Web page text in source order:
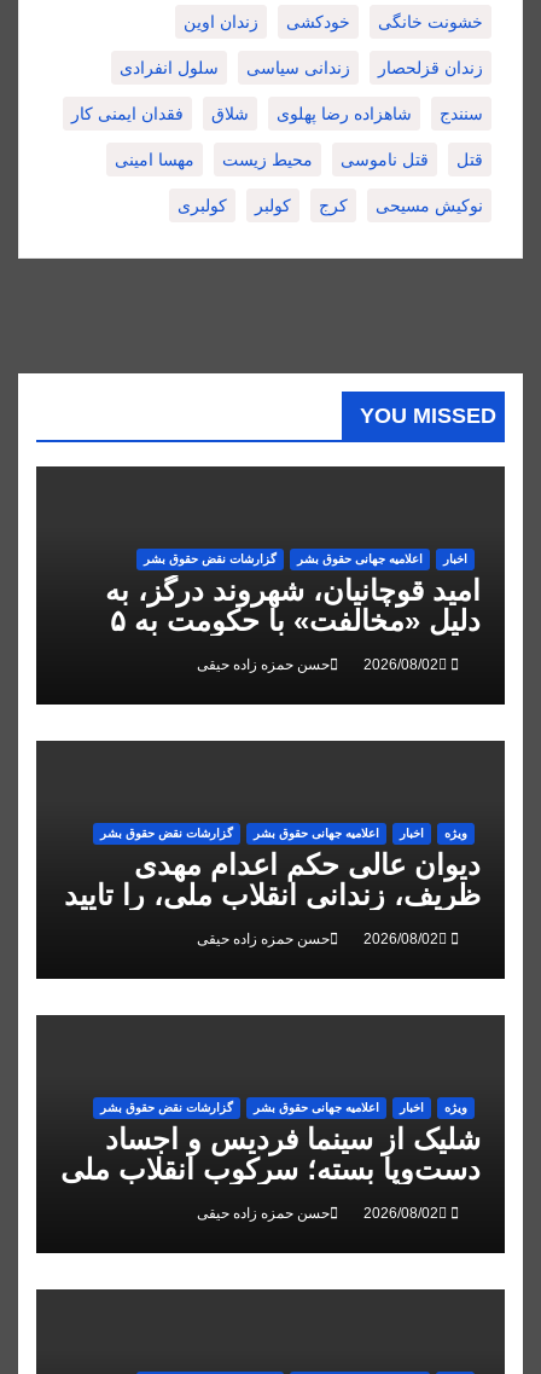
خشونت خانگی خودکشی زندان اوین
زندان قزلحصار زندانی سیاسی سلول انفرادی
سنندج شاهزاده رضا پهلوی شلاق فقدان ایمنی کار
قتل قتل ناموسی محیط زیست مهسا امینی
نوکیش مسیحی کرج کولبر کولبری
YOU MISSED
اخبار اعلاميه جهانی حقوق بشر گزارشات نقض حقوق بشر
امید قوچانیان، شهروند درگز، به
دلیل «مخالفت» با حکومت به ۵
سال زندان محکوم شد
حسن حمزه زاده حیقی
ویژه اخبار اعلاميه جهانی حقوق بشر گزارشات نقض حقوق بشر
دیوان عالی حکم اعدام مهدی
ظریف، زندانی انقلاب ملی، را تایید
کرد
حسن حمزه زاده حیقی
ویژه اخبار اعلاميه جهانی حقوق بشر گزارشات نقض حقوق بشر
شلیک از سینما فردیس و اجساد
دست‌وپا بسته؛ سرکوب انقلاب ملی
در البرز
حسن حمزه زاده حیقی